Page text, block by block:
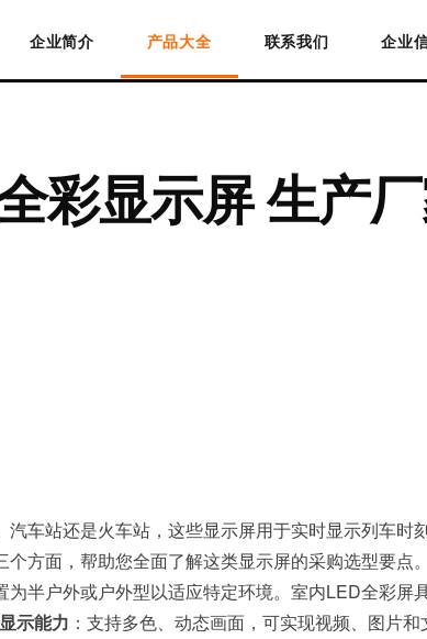
企业简介 产品大全 联系我们 企业
彩显示屏 生产
车站还是火车站，这些显示屏用于实时显示列车时
方面，帮助您全面了解这类显示屏的采购选型要点
半户外或户外型以适应特定环境。室内LED全彩屏
示能力 ：支持多色、动态画面，可实现视频、图片